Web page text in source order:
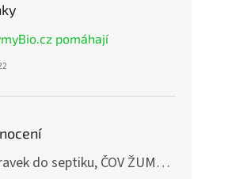
pomáhají
Přípravek do septiku, ČOV ŽUMPEX START 3x250ml